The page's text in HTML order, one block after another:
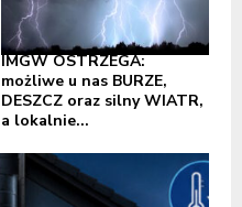
IMGW OSTRZEGA:
możliwe u nas BURZE,
DESZCZ oraz silny WIATR,
a lokalnie...